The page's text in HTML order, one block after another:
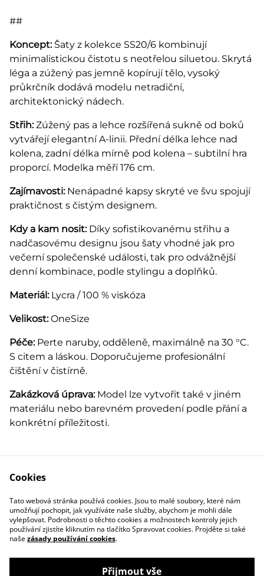
##
Koncept:Šaty z kolekce SS20/6 kombinují
minimalistickou čistotu s neotřelou siluetou. Skrytá
léga a zúžený pas jemně kopírují tělo, vysoký
průkrčník dodává modelu netradiční,
architektonický nádech.
Střih:Zúžený pas a lehce rozšířená sukně od boků
vytvářejí elegantní A-linii. Přední délka lehce nad
kolena, zadní délka mírně pod kolena – subtilní hra
proporcí. Modelka měří 176 cm.
Zajímavosti:Nenápadné kapsy skryté ve švu spojují
praktičnost s čistým designem.
Kdy a kam nosit:Díky sofistikovanému střihu a
nadčasovému designu jsou šaty vhodné jak pro
večerní společenské události, tak pro odvážnější
denní kombinace, podle stylingu a doplňků.
Materiál:Lycra / 100 % viskóza
Velikost:OneSize
Péče:Perte naruby, odděleně, maximálně na 30 °C.
S citem a láskou. Doporučujeme profesionální
čištění v čistírně.
Zakázková úprava:Model lze vytvořit také v jiném
materiálu nebo barevném provedení podle přání a
konkrétní příležitosti.
Obchodní
podmínky
Zásady ochrany
osobních údajů
Kontaktní
informace
Cookies
Tato webová stránka používá cookies. Jsou to malé soubory, které nám
umožňují pochopit, jak využíváte naše služby, abychom je mohli dále
vylepšovat. Podrobnosti o těchto cookies a možnostech kontroly jejich
používání zjistíte kliknutím na tlačítko Spravovat cookies. Projděte si také
našezásady používání cookies.
Přijmout vše